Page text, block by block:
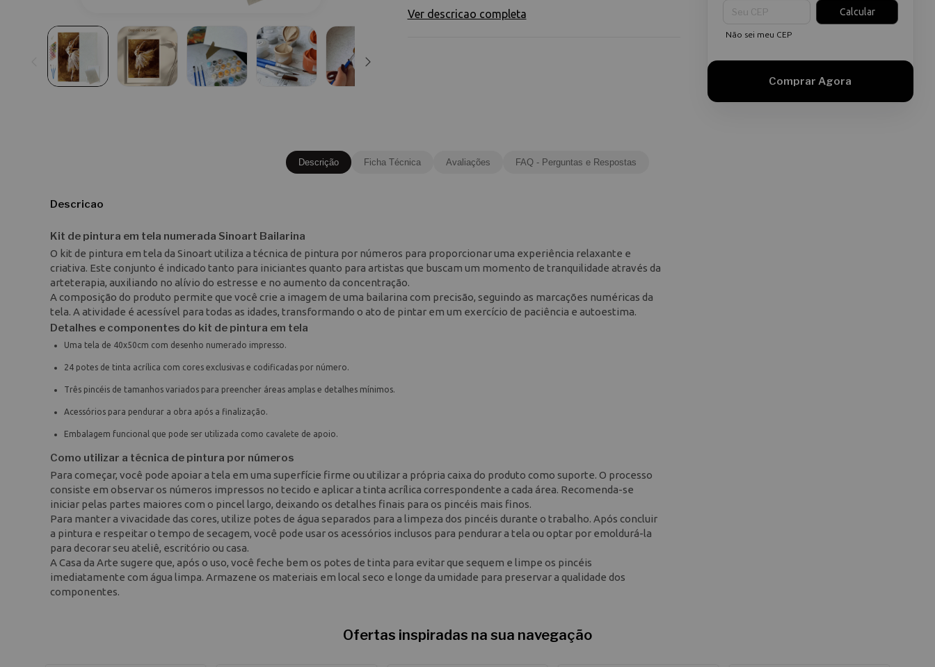
Ver descricao completa
Calcular
Não sei meu CEP
Descrição Ficha Técnica Avaliações FAQ - Perguntas e Respostas
Descricao
Kit de pintura em tela numerada Sinoart Bailarina
O kit de pintura em tela da Sinoart utiliza a técnica de pintura por números para proporcionar uma experiência relaxante e
criativa. Este conjunto é indicado tanto para iniciantes quanto para artistas que buscam um momento de tranquilidade através da
arteterapia, auxiliando no alívio do estresse e no aumento da concentração.
A composição do produto permite que você crie a imagem de uma bailarina com precisão, seguindo as marcações numéricas da
tela. A atividade é acessível para todas as idades, transformando o ato de pintar em um exercício de paciência e autoestima.
Detalhes e componentes do kit de pintura em tela
Uma tela de 40x50cm com desenho numerado impresso.
24 potes de tinta acrílica com cores exclusivas e codificadas por número.
Três pincéis de tamanhos variados para preencher áreas amplas e detalhes mínimos.
Acessórios para pendurar a obra após a finalização.
Embalagem funcional que pode ser utilizada como cavalete de apoio.
Como utilizar a técnica de pintura por números
Para começar, você pode apoiar a tela em uma superfície firme ou utilizar a própria caixa do produto como suporte. O processo
consiste em observar os números impressos no tecido e aplicar a tinta acrílica correspondente a cada área. Recomenda-se
iniciar pelas partes maiores com o pincel largo, deixando os detalhes finais para os pincéis mais finos.
Para manter a vivacidade das cores, utilize potes de água separados para a limpeza dos pincéis durante o trabalho. Após concluir
a pintura e respeitar o tempo de secagem, você pode usar os acessórios inclusos para pendurar a tela ou optar por emoldurá-la
para decorar seu ateliê, escritório ou casa.
A Casa da Arte sugere que, após o uso, você feche bem os potes de tinta para evitar que sequem e limpe os pincéis
imediatamente com água limpa. Armazene os materiais em local seco e longe da umidade para preservar a qualidade dos
componentes.
Ofertas inspiradas na sua navegação